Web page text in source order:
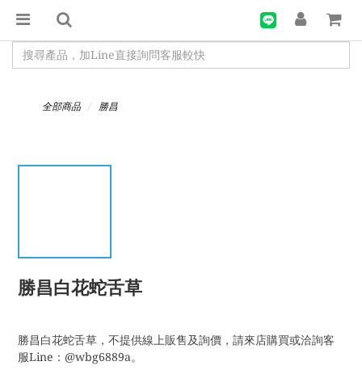
全部商品 勝昌
勝昌白花蛇舌草
勝昌白花蛇舌草，不提供線上販售及詢價，請來店購買或洽詢客
服Line：@wbg6889a。